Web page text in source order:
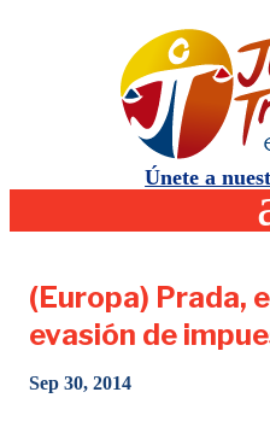
Únete a
(Europa) Prada,
evasión de
Sep 30, 2014